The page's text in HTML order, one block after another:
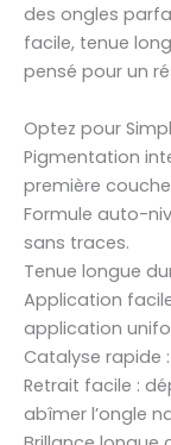
des ongles
facile, tenue
pensé pour un
Optez pour
Pigmentation
première
Formule auto-
sans traces.
Tenue longue
Application
application
Catalyse rapide
Retrait facile :
abîmer l’ongle